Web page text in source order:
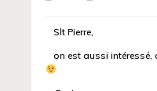
Slt Pierre,
on est aussi intéressé,